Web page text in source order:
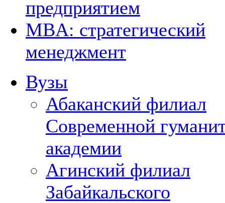
предприятием
MBA: стратегический
менеджмент
Вузы
Абаканский филиал
Современной
академии
Агинский филиал
Забайкальского